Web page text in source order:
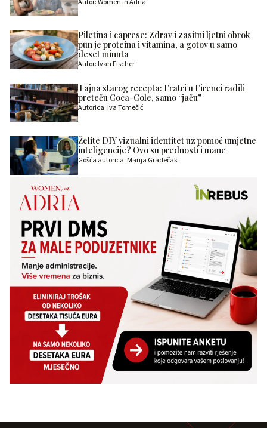
Piletina i caprese: Zdrav i zasitni ljetni obrok
pun je proteina i vitamina, a gotov u samo
deset minuta
Autor: Ivan Fischer
Tajna starog recepta: Fratri u Firenci radili
preteču Coca-Cole, samo “jaču”
Autorica: Iva Tomečić
Želite DIY vizualni identitet uz pomoć umjetne
inteligencije? Ovo su prednosti i mane
Gošća autorica: Marija Gradečak